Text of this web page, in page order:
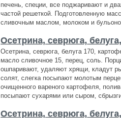
печень, специи, все поджаривают и
частой решеткой. Подготовленную
сливочным маслом, молоком и
Осетрина, севрюга,
Осетрина, севрюга, белуга 170,
масло сливочное 15, перец, соль.
ошпаривают, удаляют хрящи, кладут
солят, слегка посыпают молотым
очищенного вареного картофеля,
посыпают сухарями или сыром,
Осетрина, севрюга,